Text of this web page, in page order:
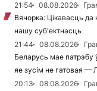
21:54
08.08.2026
Вячорка: Цікавасць
нашу суб'ектнасць
21:44
08.08.2026
Беларусь мае патрэбу
яе зусім не гатовая —
20:13
08.08.2026